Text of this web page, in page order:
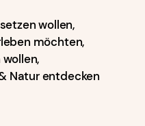
wollen,
möchten,
Natur entdecken